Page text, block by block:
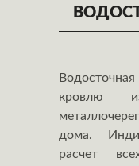
кровлю
дома.
расчет